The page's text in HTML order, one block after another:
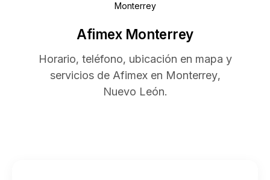
Monterrey
Afimex Monterrey
Horario, teléfono, ubicación en mapa y
servicios de Afimex en Monterrey,
Nuevo León.